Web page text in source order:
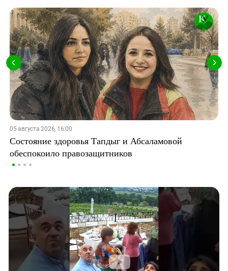
05 августа 2026, 16:00
Состояние здоровья Тапдыг и Абсаламовой
обеспокоило правозащитников